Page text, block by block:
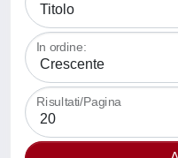
In ordine:
Risultati/Pagina